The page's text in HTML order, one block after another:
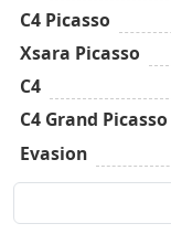
C4 Picasso
Xsara Picasso
C4
C4 Grand Picasso
Evasion